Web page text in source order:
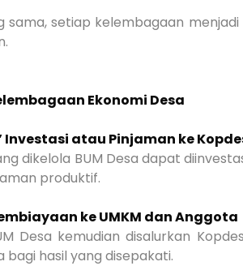
sama, setiap kelembagaan
Ekonomi Desa
Investasi atau Pinjaman ke
dikelola BUM Desa dapat
produktif.
ke UMKM dan Anggota
Desa kemudian disalurkan
bagi hasil yang disepakati.